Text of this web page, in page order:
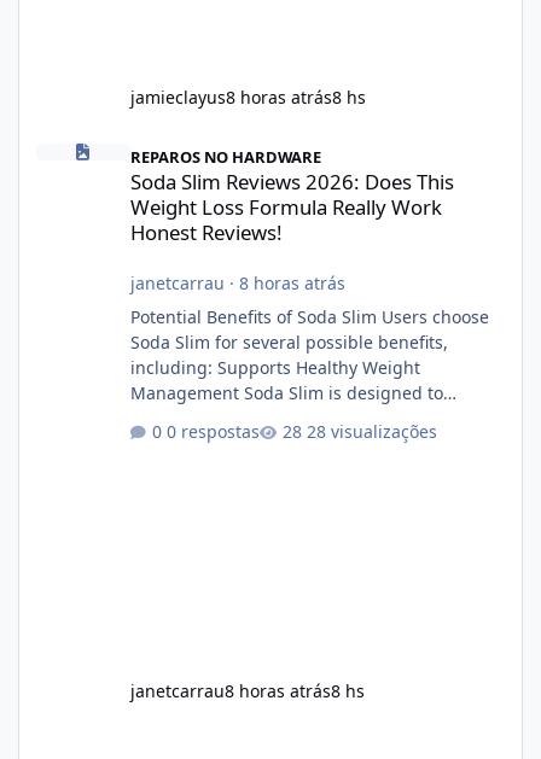
jamieclayus8 horas atrás8 hs
Soda Slim Reviews 2026: Does This Weight Loss Formula Really
REPAROS NO HARDWARE
Soda Slim Reviews 2026: Does This
Weight Loss Formula Really Work
Honest Reviews!
janetcarrau · 8 horas atrás
Potential Benefits of Soda Slim Users choose
Soda Slim for several possible benefits,
including: Supports Healthy Weight
Management Soda Slim is designed to
exercise rather than replace them.
0 respostas 28 visualizações
janetcarrau8 horas atrás8 hs